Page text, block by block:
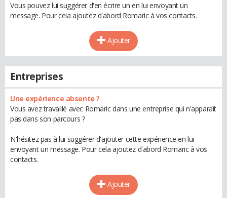
Vous pouvez lui suggérer d'en écrire un en lui envoyant un
message. Pour cela ajoutez d'abord Romaric à vos contacts.
Ajouter
Entreprises
Une expérience absente ?
Vous avez travaillé avec Romaric dans une entreprise qui n'apparaît
pas dans son parcours ?
N'hésitez pas à lui suggérer d'ajouter cette expérience en lui
envoyant un message. Pour cela ajoutez d'abord Romaric à vos
contacts.
Ajouter